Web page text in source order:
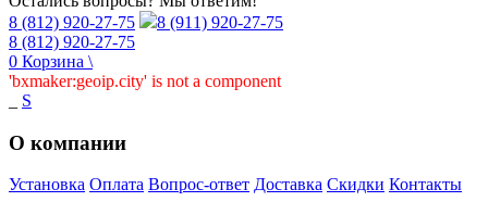
8 (812) 920-27-75
8 (911) 920-27-75
8 (812) 920-27-75
0 Корзина \
'bxmaker:geoip.city' is not a component
S
О компании
Установка Оплата Вопрос-ответ Доставка Скидки Контакты